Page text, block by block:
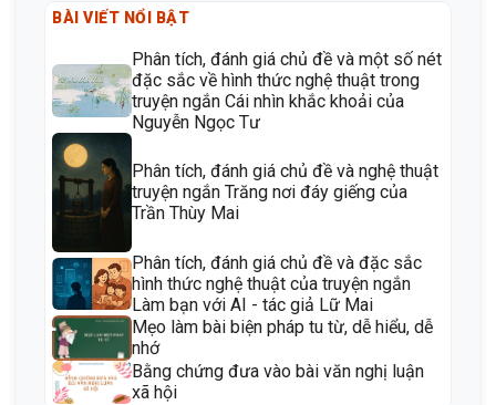
BÀI VIẾT NỔI BẬT
Phân tích, đánh giá chủ đề và một số nét
đặc sắc về hình thức nghệ thuật trong
truyện ngắn Cái nhìn khắc khoải của
Nguyễn Ngọc Tư
Phân tích, đánh giá chủ đề và nghệ thuật
truyện ngắn Trăng nơi đáy giếng của
Trần Thùy Mai
Phân tích, đánh giá chủ đề và đặc sắc
hình thức nghệ thuật của truyện ngắn
Làm bạn với AI - tác giả Lữ Mai
Mẹo làm bài biện pháp tu từ, dễ hiểu, dễ
nhớ
Bằng chứng đưa vào bài văn nghị luận
xã hội